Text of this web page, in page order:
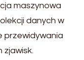
maszynowa
danych w
przewidywania
zjawisk.